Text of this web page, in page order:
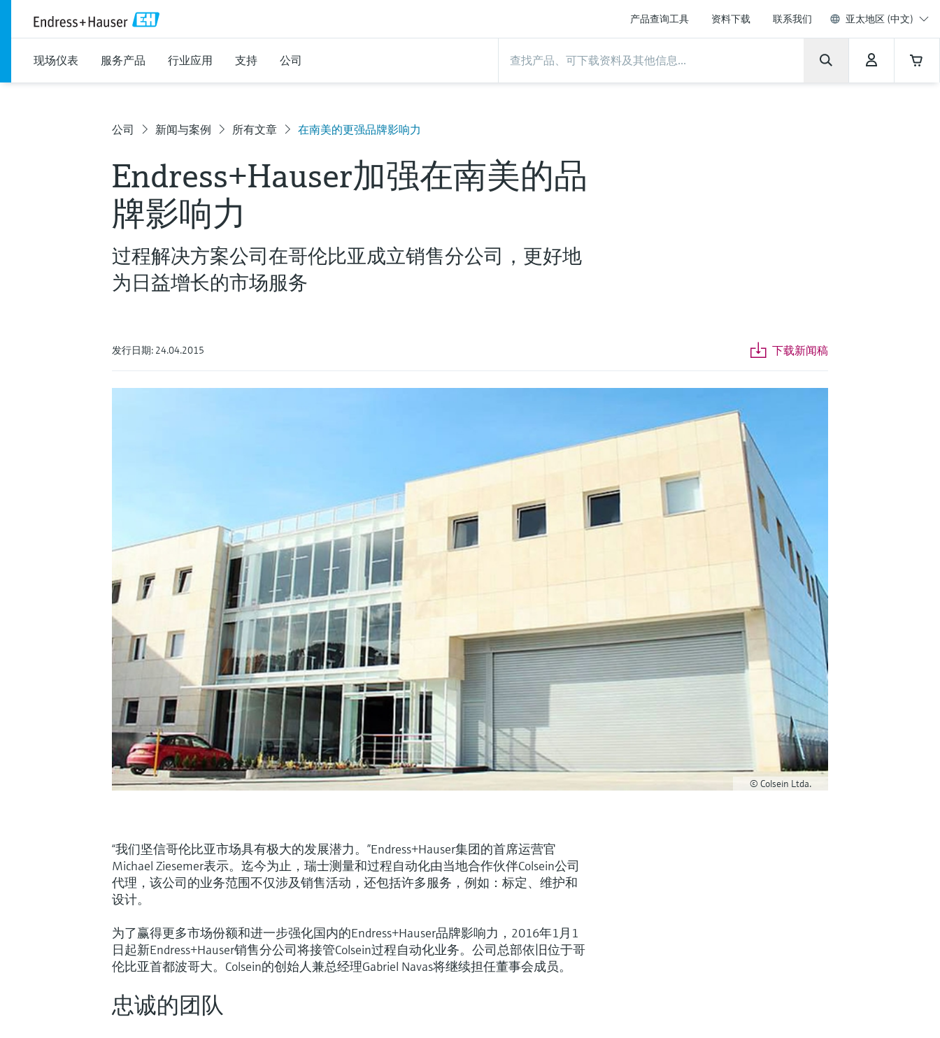
产品查询工具 资料下载 联系我们 亚太地区 (中文)
现场仪表 服务产品 行业应用 支持 公司
公司 新闻与案例 所有文章 在南美的更强品牌影响力
Endress+Hauser加强在南美的品
牌影响力
过程解决方案公司在哥伦比亚成立销售分公司，更好地
为日益增长的市场服务
发行日期: 24.04.2015 下载新闻稿
© Colsein Ltda.
“我们坚信哥伦比亚市场具有极大的发展潜力。”Endress+Hauser集团的首席运营官
Michael Ziesemer表示。迄今为止，瑞士测量和过程自动化由当地合作伙伴Colsein公司
代理，该公司的业务范围不仅涉及销售活动，还包括许多服务，例如：标定、维护和
设计。
为了赢得更多市场份额和进一步强化国内的Endress+Hauser品牌影响力，2016年1月1
日起新Endress+Hauser销售分公司将接管Colsein过程自动化业务。公司总部依旧位于哥
伦比亚首都波哥大。Colsein的创始人兼总经理Gabriel Navas将继续担任董事会成员。
忠诚的团队